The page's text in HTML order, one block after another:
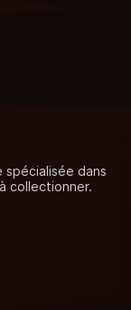
dans
collectionner.